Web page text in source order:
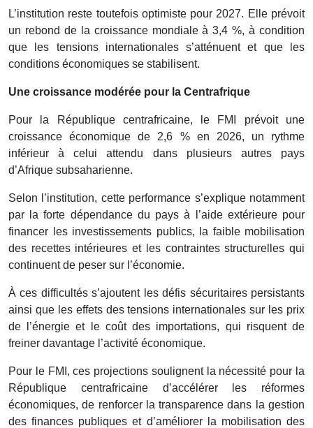
L’institution reste toutefois optimiste pour 2027. Elle prévoit
un rebond de la croissance mondiale à 3,4 %, à condition
que les tensions internationales s’atténuent et que les
conditions économiques se stabilisent.
Une croissance modérée pour la Centrafrique
Pour la République centrafricaine, le FMI prévoit une
croissance économique de 2,6 % en 2026, un rythme
inférieur à celui attendu dans plusieurs autres pays
d’Afrique subsaharienne.
Selon l’institution, cette performance s’explique notamment
par la forte dépendance du pays à l’aide extérieure pour
financer les investissements publics, la faible mobilisation
des recettes intérieures et les contraintes structurelles qui
continuent de peser sur l’économie.
À ces difficultés s’ajoutent les défis sécuritaires persistants
ainsi que les effets des tensions internationales sur les prix
de l’énergie et le coût des importations, qui risquent de
freiner davantage l’activité économique.
Pour le FMI, ces projections soulignent la nécessité pour la
République centrafricaine d’accélérer les réformes
économiques, de renforcer la transparence dans la gestion
des finances publiques et d’améliorer la mobilisation des